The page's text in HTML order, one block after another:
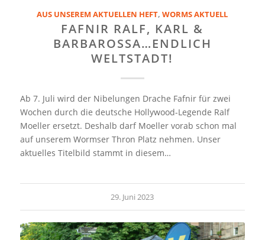
AUS UNSEREM AKTUELLEN HEFT,WORMS AKTUELL
FAFNIR RALF, KARL &
BARBAROSSA…ENDLICH
WELTSTADT!
Ab 7. Juli wird der Nibelungen Drache Fafnir für zwei
Wochen durch die deutsche Hollywood-Legende Ralf
Moeller ersetzt. Deshalb darf Moeller vorab schon mal
auf unserem Wormser Thron Platz nehmen. Unser
aktuelles Titelbild stammt in diesem…
29. Juni 2023